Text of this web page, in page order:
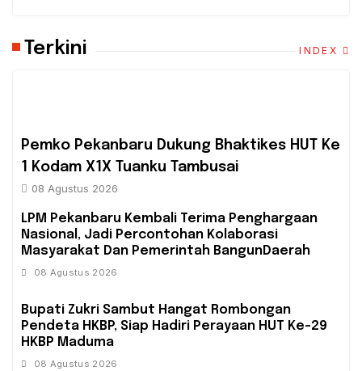
Terkini INDEX
Pemko Pekanbaru Dukung Bhaktikes HUT Ke
1 Kodam X1X Tuanku Tambusai
08 Agustus 2026
‎LPM Pekanbaru Kembali Terima Penghargaan
Nasional, Jadi Percontohan Kolaborasi
Masyarakat Dan Pemerintah BangunDaerah
08 Agustus 2026
Bupati Zukri Sambut Hangat Rombongan
Pendeta HKBP, Siap Hadiri Perayaan HUT Ke-29
HKBP Maduma
08 Agustus 2026